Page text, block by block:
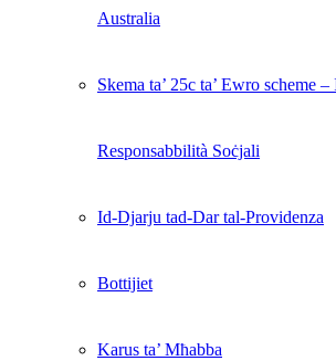
Australia
Skema ta’ 25c ta’ Ewro scheme
Responsabbilità Soċjali
Id-Djarju tad-Dar tal-Providenza
Bottijiet
Karus ta’ Mħabba